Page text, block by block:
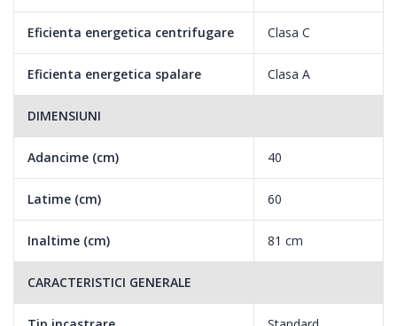
Eficienta energetica centrifugare Clasa C
Eficienta energetica spalare Clasa A
DIMENSIUNI
Adancime (cm) 40
Latime (cm) 60
Inaltime (cm) 81 cm
CARACTERISTICI GENERALE